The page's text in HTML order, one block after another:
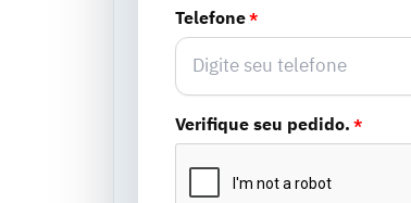
Telefone*
Verifique seu pedido.*